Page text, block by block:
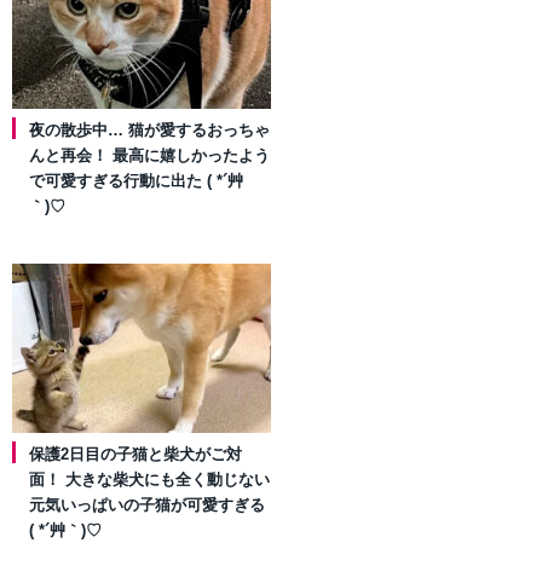
夜の散歩中… 猫が愛するおっちゃ
んと再会！ 最高に嬉しかったよう
で可愛すぎる行動に出た ( *´艸
｀)♡
保護2日目の子猫と柴犬がご対
面！ 大きな柴犬にも全く動じない
元気いっぱいの子猫が可愛すぎる
( *´艸｀)♡